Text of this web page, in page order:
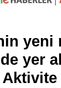
yeni
yer
Aktivite